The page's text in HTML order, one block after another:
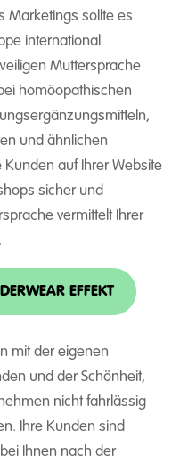
Marketings sollte es
international
Muttersprache
homöopathischen
und ähnlichen
Kunden auf Ihrer Website
sicher und
vermittelt Ihrer
EFFEKT
mit der eigenen
und der Schönheit,
nicht fahrlässig
Ihre Kunden sind
Ihnen nach der